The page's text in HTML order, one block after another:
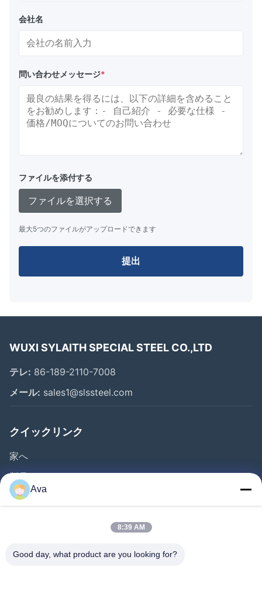
会社名
問い合わせメッセージ*
ファイルを添付する
ファイルを選択する
最大5つのファイルがアップロードできます
提出
WUXI SYLAITH SPECIAL STEEL CO.,LTD
テレ: 86-189-2110-7008
メール: sales1@slssteel.com
クイックリンク
家へ
製品
ビデオ
品質管理
Ava
8:39 AM
Good day, what product are you looking for?